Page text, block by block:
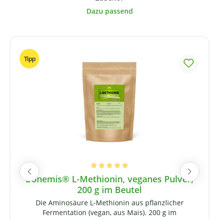
Produktgalerie überspringen
Tipp
Durchschnittliche Bewertung von 5 von 5 Sternen
Bonemis® L-Methionin, veganes Pulver,
200 g im Beutel
Die Aminosäure L-Methionin aus pflanzlicher
Fermentation (vegan, aus Mais). 200 g im